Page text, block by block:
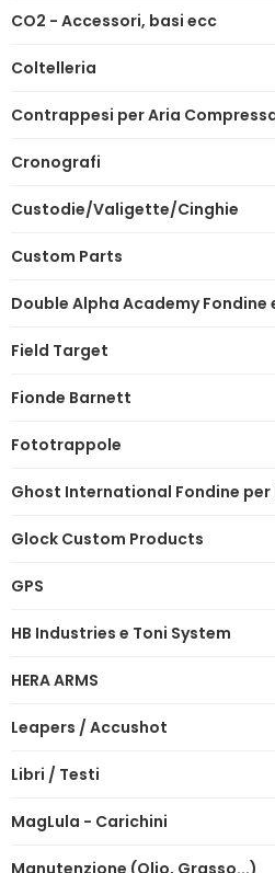
CO2 - Accessori, basi ecc
Coltelleria
Contrappesi per Aria
Cronografi
Custodie/Valigette/Cinghie
Custom Parts
Double Alpha Academy Fondine
Field Target
Fionde Barnett
Fototrappole
Ghost International Fondine per
Glock Custom Products
GPS
HB Industries e Toni System
HERA ARMS
Leapers / Accushot
Libri / Testi
MagLula - Carichini